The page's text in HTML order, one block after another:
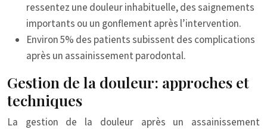
ressentez une douleur inhabituelle, des saignements
importants ou un gonflement après l’intervention.
Environ 5% des patients subissent des complications
après un assainissement parodontal.
Gestion de la douleur: approches et
techniques
La gestion de la douleur après un assainissement